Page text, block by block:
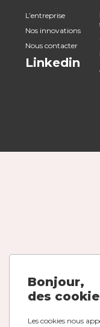
L’entreprise
Nos innovations
Nous contacter
Linkedin
Bonjour,
des
Les cookies nous